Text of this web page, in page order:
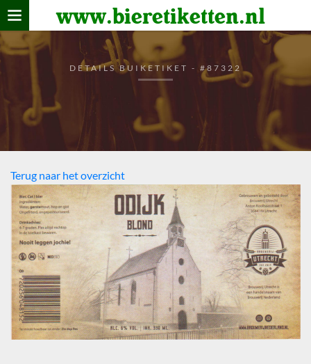
www.bieretiketten.nl
Home
verzamelen
De bierkaart
Bezoekers
DETAILS BUIKETIKET - #87322
Terug naar het overzicht